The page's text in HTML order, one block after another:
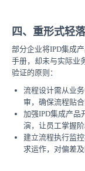
四、重形式轻
部分企业将IPD集成
手册，却未与实际业
验证的原则：
流程设计需从业
审，确保流程贴合
加强IPD集成产品
演，让员工掌握
建立流程执行监
求运作，对偏差及